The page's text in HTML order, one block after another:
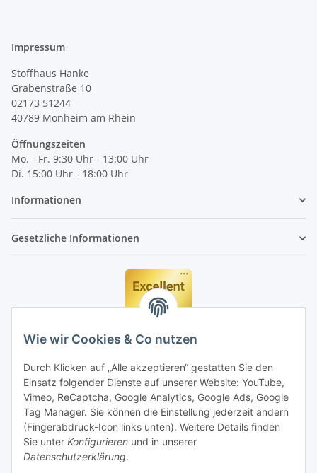
Wie wir Cookies & Co nutzen
Durch Klicken auf „Alle akzeptieren“ gestatten Sie den
Einsatz folgender Dienste auf unserer Website: YouTube,
Vimeo, ReCaptcha, Google Analytics, Google Ads, Google
Tag Manager. Sie können die Einstellung jederzeit ändern
(Fingerabdruck-Icon links unten). Weitere Details finden
Sie unter Konfigurieren und in unserer
Datenschutzerklärung.
Impressum
Stoffhaus Hanke
Grabenstraße 10
02173 51244
40789 Monheim am Rhein
Öffnungszeiten
Mo. - Fr. 9:30 Uhr - 13:00 Uhr
Di. 15:00 Uhr - 18:00 Uhr
Informationen
Gesetzliche Informationen